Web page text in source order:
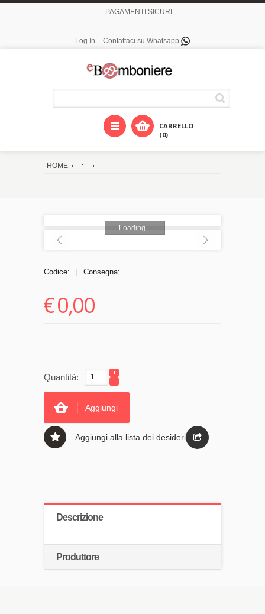
PAGAMENTI SICURI
Log In Contattaci su Whatsapp
CARRELLO
(0)
HOME
Loading...
Codice: Consegna:
€0,00
Quantità:
Aggiungi
Aggiungi alla lista dei desideri
Descrizione
Produttore